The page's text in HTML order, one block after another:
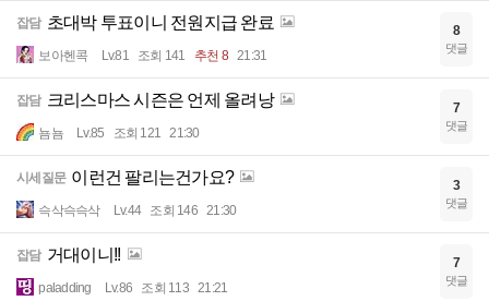
잡담 초대박 투표이니 전원지급 완료
보아헨콕 Lv.81 조회 141 추천 8 21:31
8
댓글
잡담 크리스마스 시즌은 언제 올려낭
뇸뇸 Lv.85 조회 121 21:30
7
댓글
시세질문 이런건 팔리는건가요?
슥삭슥슥삭 Lv.44 조회 146 21:30
3
댓글
잡담 거대이니!!
paladding Lv.86 조회 113 21:21
7
댓글